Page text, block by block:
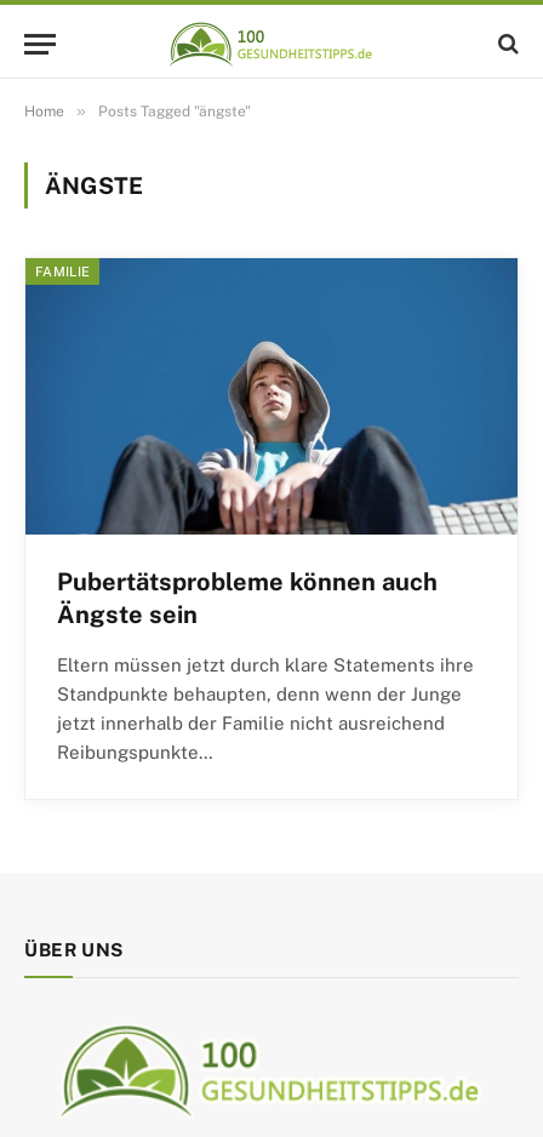
Home » Posts Tagged "ängste"
ÄNGSTE
FAMILIE
Pubertätsprobleme können auch
Ängste sein
Eltern müssen jetzt durch klare Statements ihre
Standpunkte behaupten, denn wenn der Junge
jetzt innerhalb der Familie nicht ausreichend
Reibungspunkte…
ÜBER UNS